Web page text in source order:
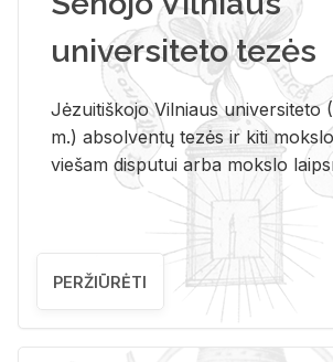
universiteto tezės
Jėzuitiškojo Vilniaus universiteto
m.) absolventų tezės ir kiti
viešam disputui arba mokslo
PERŽIŪRĖTI